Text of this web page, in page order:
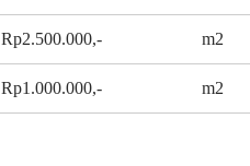
Rp2.500.000,- m2
Rp1.000.000,- m2